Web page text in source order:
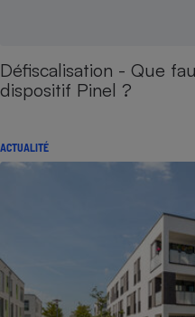
Défiscalisation - Que
dispositif Pinel ?
ACTUALITÉ